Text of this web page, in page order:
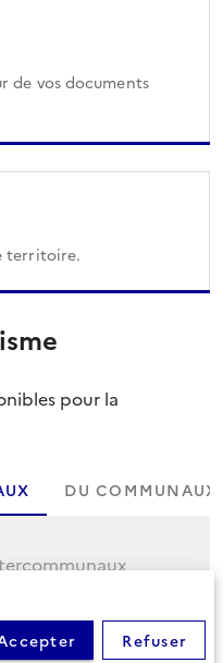
de vos documents
territoire.
pour la
DU COMMUNAUX
pour afficher les
Refuser